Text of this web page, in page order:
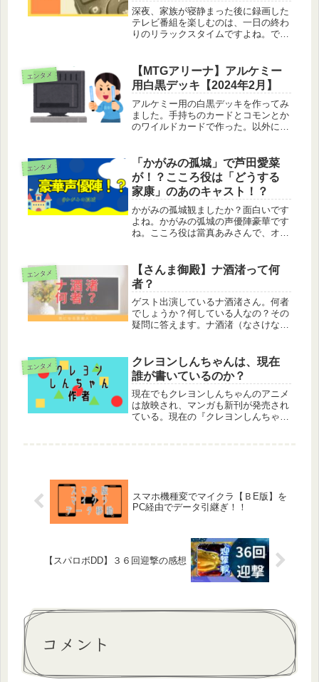
深夜、家族が寝静まった後に録画した
テレビ番組を楽しむのは、一日の終わ
りのリラックスタイムですよね。で
音を小さくしすぎて、せっかくの番組
が聞こえにくくなったりしていません
か？...
エンタメ
【MTGアリーナ】アルケミー
用白黒デッキ【2024年2月】
アルケミー用の白黒デッキを作ってみ
ました。手持ちのカードとコモンとか
のワイルドカードで作った。以外に良
す。デッキレシプデッキ1 タルの盲信
者、ラディック (Y23) 221...
エンタメ
「かがみの孤城」で芦田愛菜
が！？こころ役は「どうする
家康」のあのキャスト！？
かがみの孤城観ましたか？面白いです
よね。かがみの弧城の声優陣豪華です
ね。こころ役は當真あみさんで、オオ
「どうする家康」にも出演していたの
をご存じでしょうか。こころ役・當
間...
エンタメ
【さんま御殿】ナ酒渚って何
者？
ゲスト出演しているナ酒渚さん。何者
でしょうか？何している人なの？その
疑問に答えます。ナ酒渚（なさけなぎ
改名してナ酒渚さんになっています。
この投稿をInstagramで見る...
エンタメ
クレヨンしんちゃんは、現在
誰が書いているのか？
現在でもクレヨンしんちゃんのアニメ
は放映され、マンガも新刊が発売され
ている。現在の『クレヨンしんちゃ
スマホ機種変でマイクラ【ＢE版】を
PC経由でデータ引継ぎ！！
【スパロボDD】３６回迎撃の感想
コメント